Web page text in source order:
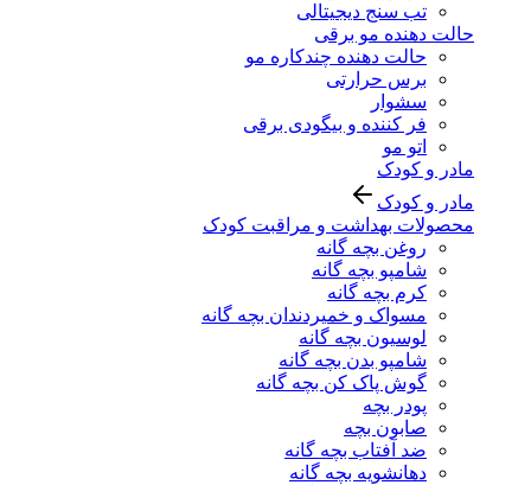
تب سنج دیجیتالی
حالت دهنده مو برقی
حالت دهنده چندکاره مو
برس حرارتی
سشوار
فر کننده و بیگودی برقی
اتو مو
مادر و کودک
مادر و کودک
محصولات بهداشت و مراقبت کودک
روغن بچه گانه
شامپو بچه گانه
کرم بچه گانه
مسواک و خمیردندان بچه گانه
لوسیون بچه گانه
شامپو بدن بچه گانه
گوش پاک کن بچه گانه
پودر بچه
صابون بچه
ضد آفتاب بچه گانه
دهانشویه بچه گانه